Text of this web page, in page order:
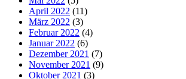
April 2022 (11)
März 2022 (3)
Februar 2022 (4)
Januar 2022 (6)
Dezember 2021 (7)
November 2021 (9)
Oktober 2021 (3)